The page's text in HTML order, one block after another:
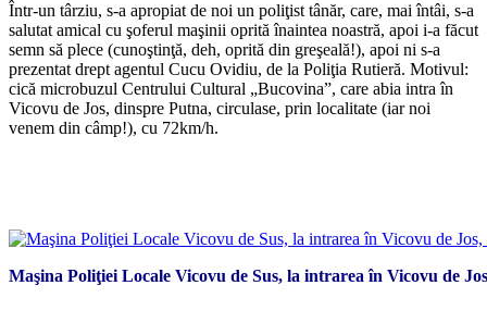
Într-un târziu, s-a apropiat de noi un poliţist tânăr, care, mai întâi, s-a
salutat amical cu şoferul maşinii oprită înaintea noastră, apoi i-a făcut
semn să plece (cunoştinţă, deh, oprită din greşeală!), apoi ni s-a
prezentat drept agentul Cucu Ovidiu, de la Poliţia Rutieră. Motivul:
cică microbuzul Centrului Cultural „Bucovina”, care abia intra în
Vicovu de Jos, dinspre Putna, circulase, prin localitate (iar noi
venem din câmp!), cu 72km/h.
Maşina Poliţiei Locale Vicovu de Sus, la intrarea în Vicovu de